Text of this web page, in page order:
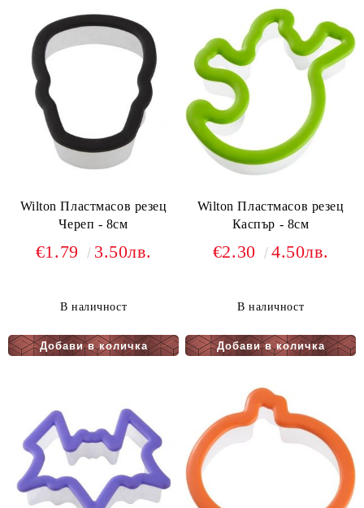
Wilton Пластмасов резец
Череп - 8см
€1.79 3.50лв.
В наличност
Wilton Пластмасов резец
Каспър - 8см
€2.30 4.50лв.
В наличност